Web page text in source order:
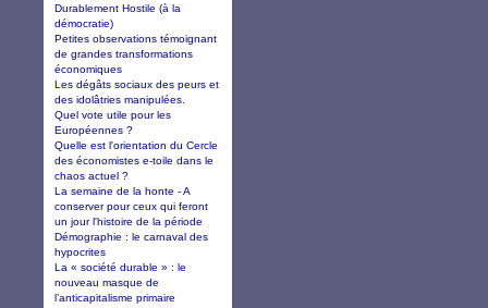
Durablement Hostile (à la
démocratie)
Petites observations témoignant
de grandes transformations
économiques
Les dégâts sociaux des peurs et
des idolâtries manipulées.
Quel vote utile pour les
Européennes ?
Quelle est l'orientation du Cercle
des économistes e-toile dans le
chaos actuel ?
La semaine de la honte - A
conserver pour ceux qui feront
un jour l'histoire de la période
Démographie : le carnaval des
hypocrites
La « société durable » : le
nouveau masque de
l’anticapitalisme primaire